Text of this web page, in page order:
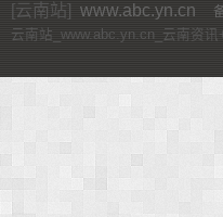
[云南站] www.abc.yn.cn
云南站_www.abc.yn.cn_云南资